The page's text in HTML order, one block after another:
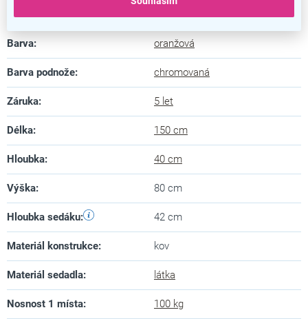
Kategorie
Barva: oranžová
Barva podnože: chromovaná
Záruka: 5 let
Délka: 150 cm
Hloubka: 40 cm
Výška: 80 cm
Hloubka sedáku: 42 cm
Materiál konstrukce: kov
Materiál sedadla: látka
Nosnost 1 místa: 100 kg